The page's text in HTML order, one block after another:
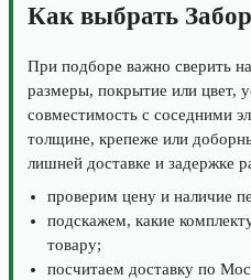
Как выбрать
При подборе важно сверить
размеры, покрытие или цвет,
совместимость с соседними
толщине, крепеже или
лишней доставке и задержке
проверим цену и наличие
подскажем, какие
товару;
посчитаем доставку по